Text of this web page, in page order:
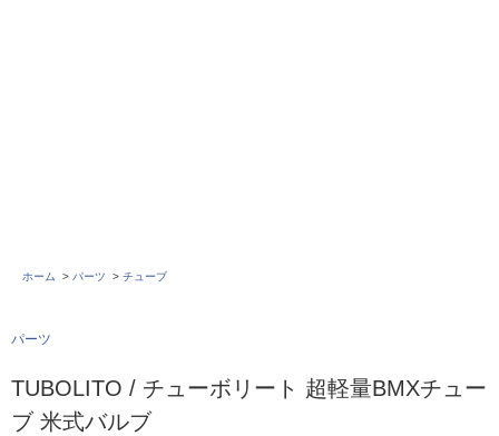
ホーム > パーツ > チューブ
パーツ
TUBOLITO / チューボリート 超軽量BMXチュー
ブ 米式バルブ